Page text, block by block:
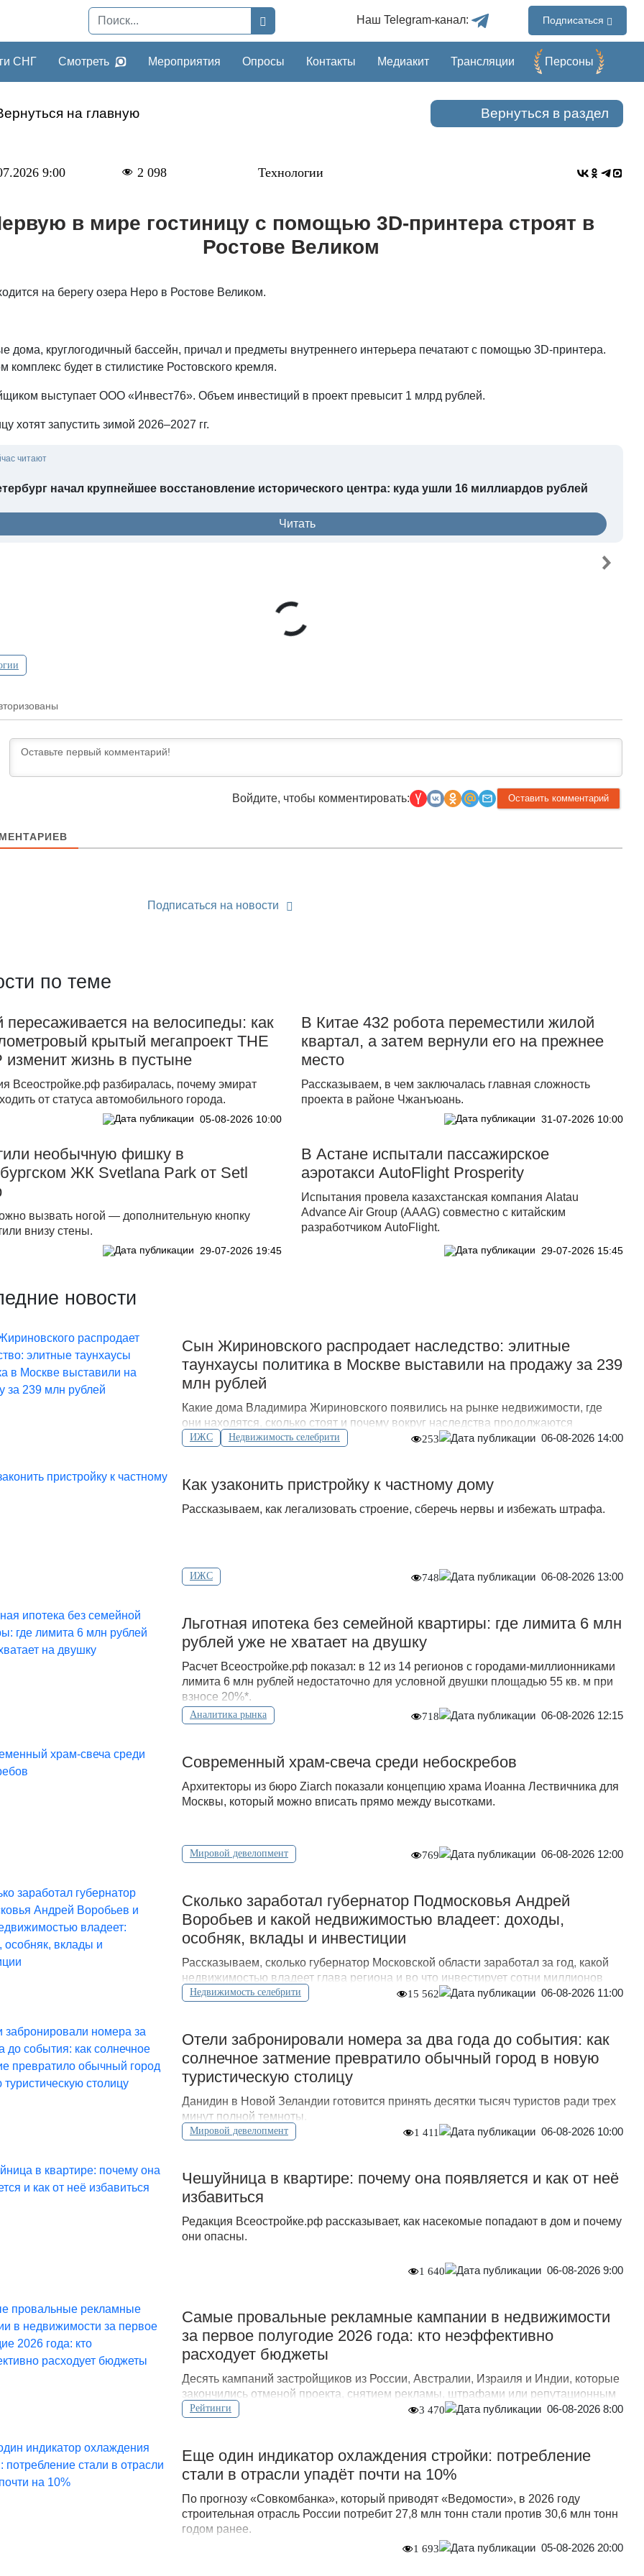
Наш Telegram-канал: Подписаться
СНГ Смотреть Мероприятия Опросы Контакты Медиакит Трансляции Перcоны
на главную Вернуться в раздел
9:00 2 098 Технологии
в мире гостиницу с помощью 3D-принтера строят в
Ростове Великом
на берегу озера Неро в Ростове Великом.
дома, круглогодичный бассейн, причал и предметы внутреннего интерьера печатают с помощью 3D-принтера.
комплекс будет в стилистике Ростовского кремля.
выступает ООО «Инвест76». Объем инвестиций в проект превысит 1 млрд рублей.
хотят запустить зимой 2026–2027 гг.
читают
начал крупнейшее восстановление исторического центра: куда ушли 16 миллиардов рублей
Читать
Войдите, чтобы комментировать:
Подписаться на новости
по теме
пересаживается на велосипеды: как
крытый мегапроект THE
изменит жизнь в пустыне
Всеостройке.рф разбиралась, почему эмират
от статуса автомобильного города.
05-08-2026 10:00
В Китае 432 робота переместили жилой
квартал, а затем вернули его на прежнее
место
Рассказываем, в чем заключалась главная сложность
проекта в районе Чжанъюань.
31-07-2026 10:00
необычную фишку в
ЖК Svetlana Park от Setl
вызвать ногой — дополнительную кнопку
внизу стены.
29-07-2026 19:45
В Астане испытали пассажирское
аэротакси AutoFlight Prosperity
Испытания провела казахстанская компания Alatau
Advance Air Group (AAAG) совместно с китайским
разработчиком AutoFlight.
29-07-2026 15:45
новости
Сын Жириновского распродает наследство: элитные
таунхаусы политика в Москве выставили на продажу за 239
млн рублей
Какие дома Владимира Жириновского появились на рынке недвижимости, где
они находятся, сколько стоят и почему вокруг наследства продолжаются
судебные споры.
ИЖС Недвижимость селебрити 253 06-08-2026 14:00
Как узаконить пристройку к частному дому
Рассказываем, как легализовать строение, сберечь нервы и избежать штрафа.
ИЖС 748 06-08-2026 13:00
Льготная ипотека без семейной квартиры: где лимита 6 млн
рублей уже не хватает на двушку
Расчет Всеостройке.рф показал: в 12 из 14 регионов с городами-миллионниками
лимита 6 млн рублей недостаточно для условной двушки площадью 55 кв. м при
взносе 20%*.
Аналитика рынка 718 06-08-2026 12:15
Современный храм-свеча среди небоскребов
Архитекторы из бюро Ziarch показали концепцию храма Иоанна Лествичника для
Москвы, который можно вписать прямо между высотками.
Мировой девелопмент 769 06-08-2026 12:00
Сколько заработал губернатор Подмосковья Андрей
Воробьев и какой недвижимостью владеет: доходы,
особняк, вклады и инвестиции
Рассказываем, сколько губернатор Московской области заработал за год, какой
недвижимостью владеет глава региона и во что инвестирует сотни миллионов
рублей.
Недвижимость селебрити 15 562 06-08-2026 11:00
Отели забронировали номера за два года до события: как
солнечное затмение превратило обычный город в новую
туристическую столицу
Данидин в Новой Зеландии готовится принять десятки тысяч туристов ради трех
минут полной темноты.
Мировой девелопмент 1 411 06-08-2026 10:00
Чешуйница в квартире: почему она появляется и как от неё
избавиться
Редакция Всеостройке.рф рассказывает, как насекомые попадают в дом и почему
они опасны.
1 640 06-08-2026 9:00
Самые провальные рекламные кампании в недвижимости
за первое полугодие 2026 года: кто неэффективно
расходует бюджеты
Десять кампаний застройщиков из России, Австралии, Израиля и Индии, которые
закончились отменой проекта, снятием рекламы, штрафами или репутационным
кризисом.
Рейтинги 3 470 06-08-2026 8:00
Еще один индикатор охлаждения стройки: потребление
стали в отрасли упадёт почти на 10%
По прогнозу «Совкомбанка», который приводят «Ведомости», в 2026 году
строительная отрасль России потребит 27,8 млн тонн стали против 30,6 млн тонн
годом ранее.
1 693 05-08-2026 20:00